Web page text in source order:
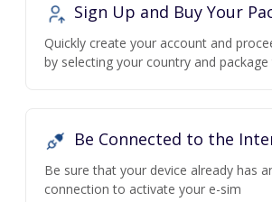
Sign Up and Buy Your
Quickly create your account and
by selecting your country and package
Be Connected to the
Be sure that your device already has
connection to activate your e-sim